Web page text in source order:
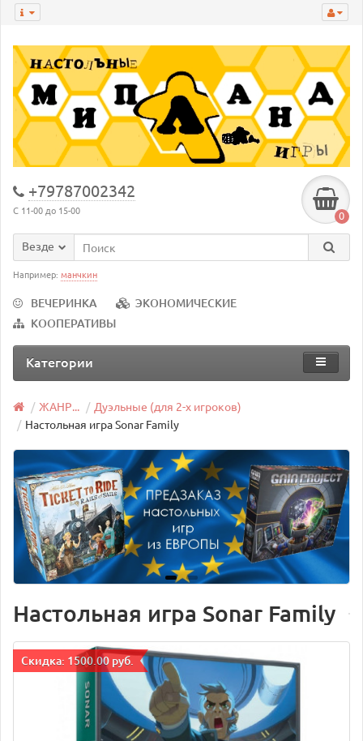
+79787002342
С 11-00 до 15-00 0
Везде
Например: манчкин
ВЕЧЕРИНКА
ЭКОНОМИЧЕСКИЕ
КООПЕРАТИВЫ
Категории
ЖАНР...
Дуэльные (для 2-х игроков)
Настольная игра Sonar Family
Настольная игра Sonar Family
Cкидка: 1500.00 руб.